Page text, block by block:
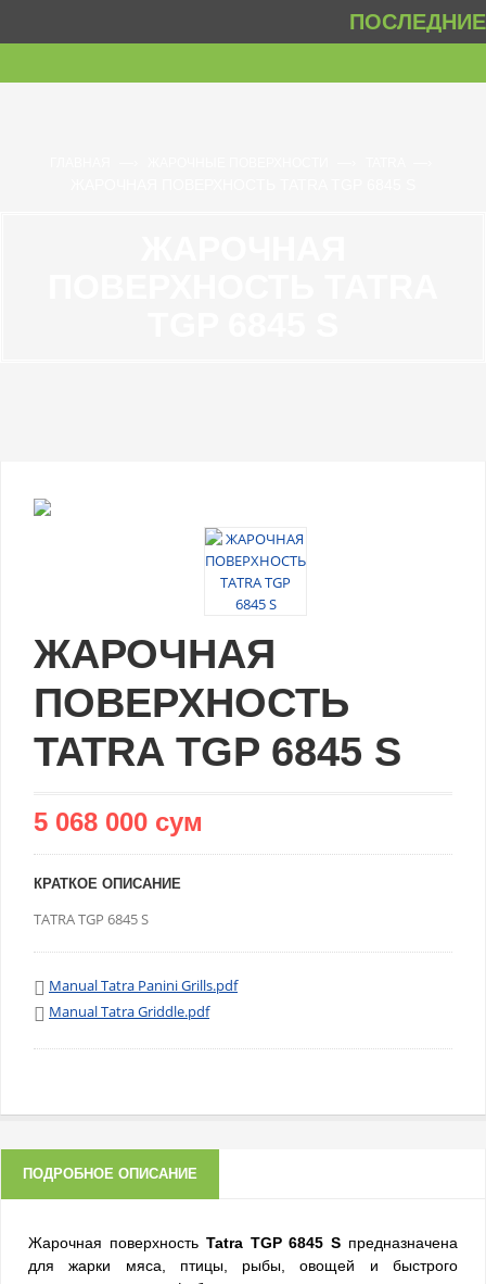
ЖАРОЧНАЯ
ПОВЕРХНОСТЬ
TATRA TGP 6845 S
5 068 000 сум
КРАТКОЕ ОПИСАНИЕ
TATRA TGP 6845 S
Manual Tatra Panini Grills.pdf
Manual Tatra Griddle.pdf
ПОДРОБНОЕ ОПИСАНИЕ
Жарочная поверхность Tatra TGP 6845 S предназначена
для жарки мяса, птицы, рыбы, овощей и быстрого